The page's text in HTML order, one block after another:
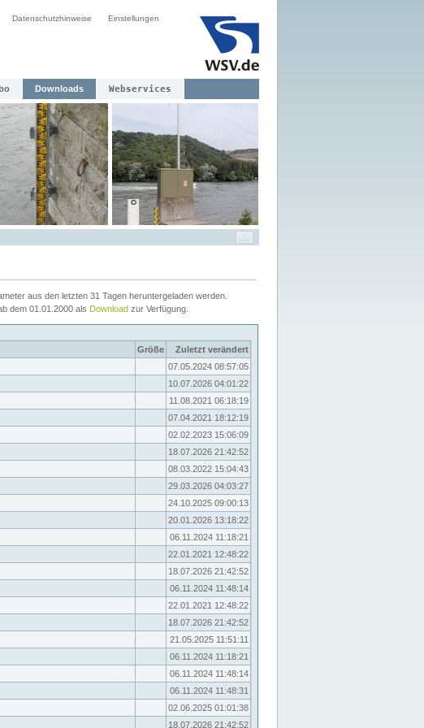
Datenschutzhinweise Einstellungen
Downloads Webservices
aus den letzten 31 Tagen heruntergeladen werden.
dem 01.01.2000 als Download zur Verfügung.
Größe
Zuletzt verändert
07.05.2024 08:57:05
10.07.2026 04:01:22
11.08.2021 06:18:19
07.04.2021 18:12:19
02.02.2023 15:06:09
18.07.2026 21:42:52
08.03.2022 15:04:43
29.03.2026 04:03:27
24.10.2025 09:00:13
20.01.2026 13:18:22
06.11.2024 11:18:21
22.01.2021 12:48:22
18.07.2026 21:42:52
06.11.2024 11:48:14
22.01.2021 12:48:22
18.07.2026 21:42:52
21.05.2025 11:51:11
06.11.2024 11:18:21
06.11.2024 11:48:14
06.11.2024 11:48:31
02.06.2025 01:01:38
18.07.2026 21:42:52